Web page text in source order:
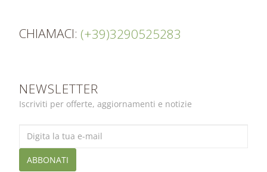
CHIAMACI: (+39)3290525283
NEWSLETTER
Iscriviti per offerte, aggiornamenti e notizie
ABBONATI